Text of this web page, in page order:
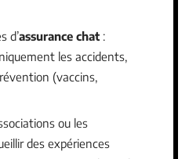
d’assurance chat :
les accidents,
(vaccins,
ou les
des expériences